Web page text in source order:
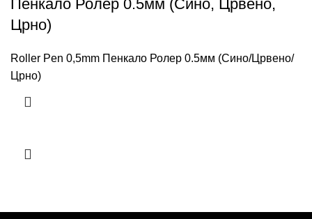
Пенкало Ролер 0.5мм (Сино, Црвено,
Црно)
Roller Pen 0,5mm Пенкало Ролер 0.5мм (Сино/Црвено/
Црно)